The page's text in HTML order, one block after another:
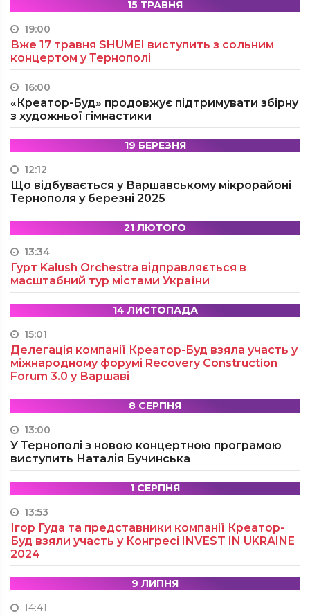
15 ТРАВНЯ
19:00
Вже 17 травня SHUMEI виступить з сольним
концертом у Тернополі
16:00
«Креатор-Буд» продовжує підтримувати збірну
з художньої гімнастики
19 БЕРЕЗНЯ
12:12
Що відбувається у Варшавському мікрорайоні
Тернополя у березні 2025
21 ЛЮТОГО
13:34
Гурт Kalush Orchestra відправляється в
масштабний тур містами України
14 ЛИСТОПАДА
15:01
Делегація компанії Креатор-Буд взяла участь у
міжнародному форумі Recovery Construction
Forum 3.0 у Варшаві
8 СЕРПНЯ
13:00
У Тернополі з новою концертною програмою
виступить Наталія Бучинська
1 СЕРПНЯ
13:53
Ігор Гуда та представники компанії Креатор-
Буд взяли участь у Конгресі INVEST IN UKRAINE
2024
9 ЛИПНЯ
14:41